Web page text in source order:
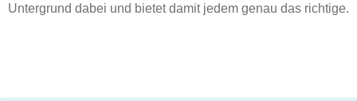
Untergrund dabei und bietet damit jedem genau das richtige.